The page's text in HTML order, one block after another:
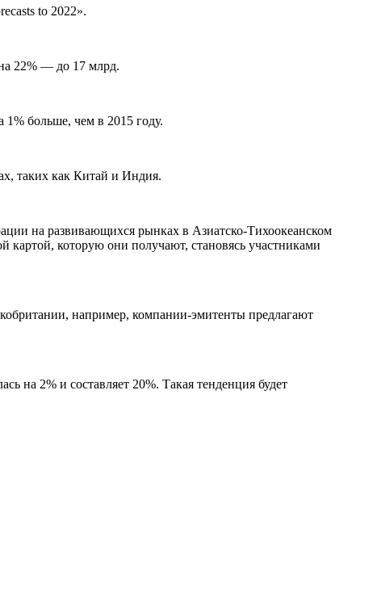
to 2022».
22% — до 17 млрд.
больше, чем в 2015 году.
таких как Китай и Индия.
на развивающихся рынках в Азиатско-Тихоокеанском
которую они получают, становясь участниками
например, компании-эмитенты предлагают
на 2% и составляет 20%. Такая тенденция будет